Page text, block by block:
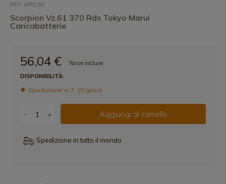
REF: MRC65
Scorpion Vz.61 370 Rds Tokyo Marui
Caricabatterie
56,04 €
Tasse incluse
DISPONIBILITÀ:
Spedizione in 7-15 giorni
- + Aggiungi al carrello
Spedizione in tutto il mondo